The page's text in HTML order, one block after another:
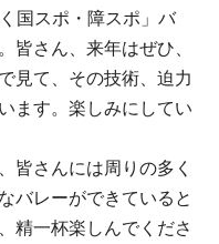
国スポ・障スポ」バ
皆さん、来年はぜひ、
見て、その技術、迫力
ます。楽しみにしてい
皆さんには周りの多く
バレーができていると
精一杯楽しんでくださ